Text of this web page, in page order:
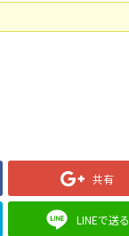
共有
LINEで送る